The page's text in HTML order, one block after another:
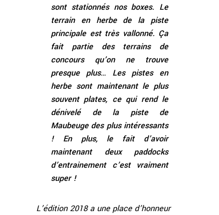
sont stationnés nos boxes. Le
terrain en herbe de la piste
principale est très vallonné. Ça
fait partie des terrains de
concours qu’on ne trouve
presque plus… Les pistes en
herbe sont maintenant le plus
souvent plates, ce qui rend le
dénivelé de la piste de
Maubeuge des plus intéressants
! En plus, le fait d’avoir
maintenant deux paddocks
d’entrainement c’est vraiment
super !
L’édition 2018 a une place d’honneur